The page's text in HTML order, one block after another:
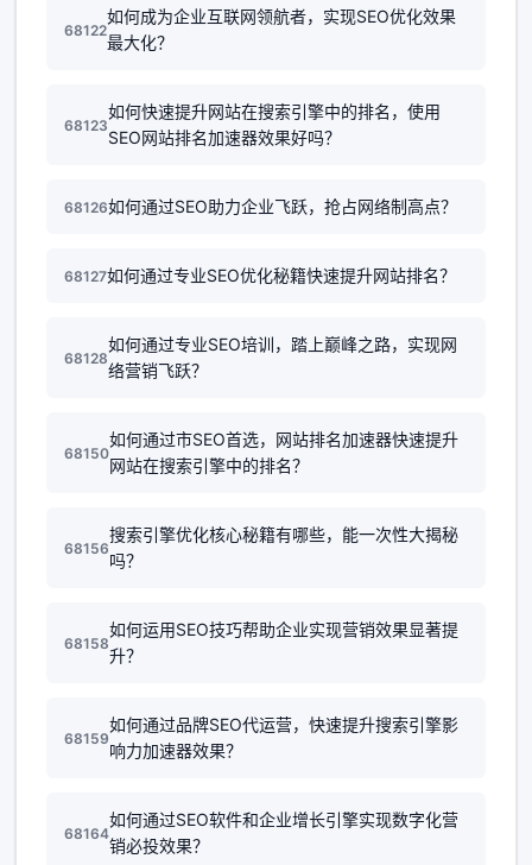
68122
如何成为企业互联网领航者，实现SEO优化效果
最大化？
68123
如何快速提升网站在搜索引擎中的排名，使用
SEO网站排名加速器效果好吗？
68126如何通过SEO助力企业飞跃，抢占网络制高点？
68127如何通过专业SEO优化秘籍快速提升网站排名？
68128
如何通过专业SEO培训，踏上巅峰之路，实现网
络营销飞跃？
68150
如何通过市SEO首选，网站排名加速器快速提升
网站在搜索引擎中的排名？
68156
搜索引擎优化核心秘籍有哪些，能一次性大揭秘
吗？
68158
如何运用SEO技巧帮助企业实现营销效果显著提
升？
68159
如何通过品牌SEO代运营，快速提升搜索引擎影
响力加速器效果？
68164
如何通过SEO软件和企业增长引擎实现数字化营
销必投效果？